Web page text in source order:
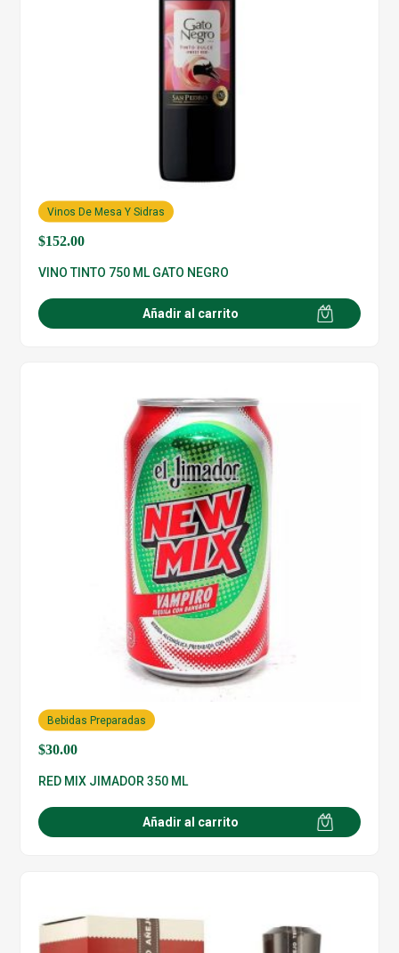
$152.00
Vinos De Mesa Y Sidras
VINO TINTO 750 ML GATO NEGRO
Añadir al carrito
$30.00
Bebidas Preparadas
RED MIX JIMADOR 350 ML
Añadir al carrito